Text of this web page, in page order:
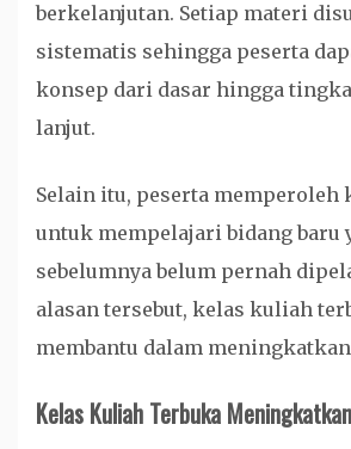
berkelanjutan. Setiap materi
sistematis sehingga peserta
konsep dari dasar hingga
lanjut.
Selain itu, peserta memperoleh
untuk mempelajari bidang baru
sebelumnya belum pernah
alasan tersebut, kelas kuliah
membantu dalam
Kelas Kuliah Terbuka